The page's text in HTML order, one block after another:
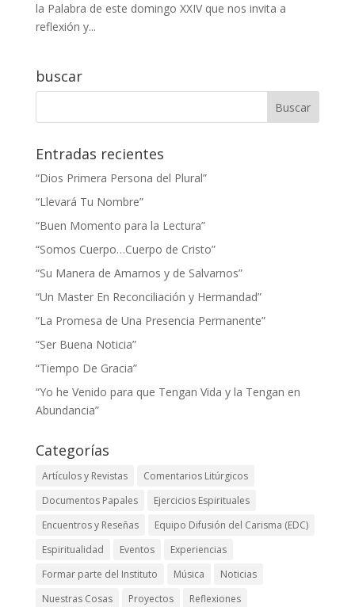
la Palabra de este domingo XXIV que nos invita a
reflexión y...
buscar
Entradas recientes
“Dios Primera Persona del Plural”
“Llevará Tu Nombre”
“Buen Momento para la Lectura”
“Somos Cuerpo…Cuerpo de Cristo”
“Su Manera de Amarnos y de Salvarnos”
“Un Master En Reconciliación y Hermandad”
“La Promesa de Una Presencia Permanente”
“Ser Buena Noticia”
“Tiempo De Gracia”
“Yo he Venido para que Tengan Vida y la Tengan en
Abundancia”
Categorías
Artículos y Revistas
Comentarios Litúrgicos
Documentos Papales
Ejercicios Espirituales
Encuentros y Reseñas
Equipo Difusión del Carisma (EDC)
Espiritualidad
Eventos
Experiencias
Formar parte del Instituto
Música
Noticias
Nuestras Cosas
Proyectos Reflexiones